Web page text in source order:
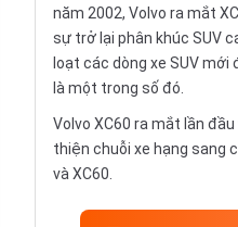
năm 2002, Volvo ra mắt
sự trở lại phân khúc SUV
loạt các dòng xe SUV mới
là một trong số đó.
Volvo XC60 ra mắt lần
thiện chuỗi xe hạng sang
và XC60.